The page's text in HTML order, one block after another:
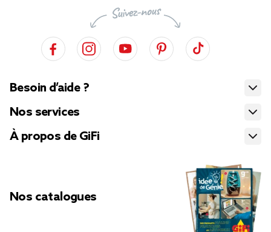
Besoin d’aide ?
Nos services
À propos de GiFi
Nos catalogues